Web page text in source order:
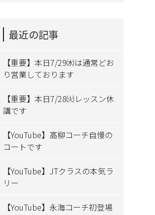
最近の記事
【重要】本日7/29㈬は通常どお
り営業しております
【重要】本日7/28㈫レッスン休
講です
【YouTube】高柳コーチ自慢の
コートです
【YouTube】JTクラスの本気ラ
リー
【YouTube】永海コーチ初登場